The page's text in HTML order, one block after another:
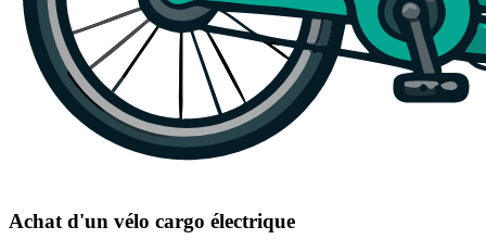
Achat d'un vélo cargo électrique